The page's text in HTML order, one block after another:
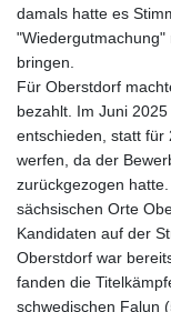
damals hatte es
"Wiedergutmachung"
bringen.
Für Oberstdorf
bezahlt. Im Juni
entschieden, statt für
werfen, da der
zurückgezogen
sächsischen Orte
Kandidaten auf der
Oberstdorf war
fanden die
schwedischen Falun